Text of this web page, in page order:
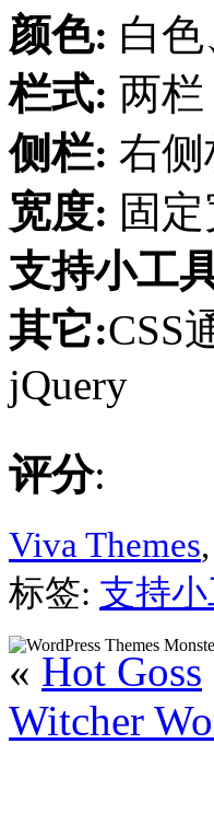
颜色: 白
栏式: 两栏
侧栏: 右侧
宽度: 固
支持小工
其它:CSS
jQuery
评分:
Viva Themes,
标签: 支持
« Hot Goss
Witcher